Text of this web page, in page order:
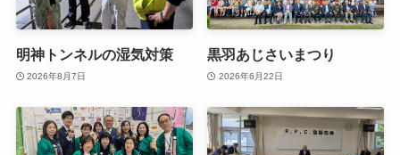
明神トンネルの湿気対策
2026年8月7日
黒羽あじさいまつり
2026年6月22日